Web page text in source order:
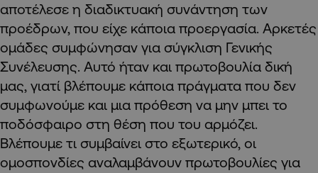
αποτέλεσε η διαδικτυακή συνάντηση των
προέδρων, που είχε κάποια προεργασία. Αρκετές
ομάδες συμφώνησαν για σύγκλιση Γενικής
Συνέλευσης. Αυτό ήταν και πρωτοβουλία δική
μας, γιατί βλέπουμε κάποια πράγματα που δεν
συμφωνούμε και μια πρόθεση να μην μπει το
ποδόσφαιρο στη θέση που του αρμόζει.
Βλέπουμε τι συμβαίνει στο εξωτερικό, οι
ομοσπονδίες αναλαμβάνουν πρωτοβουλίες για